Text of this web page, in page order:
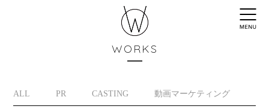
WORKS
ALL PR CASTING 動画マーケティング